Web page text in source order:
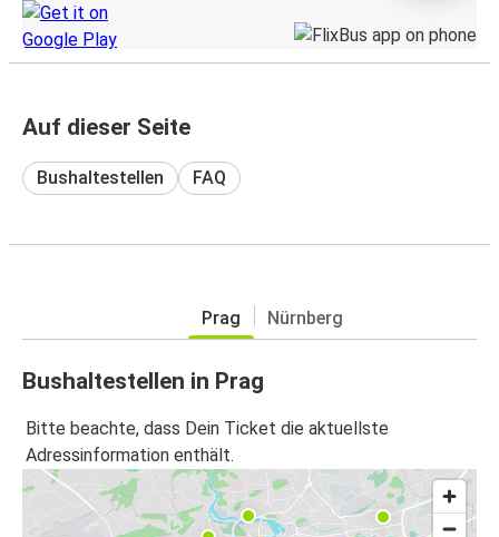
Auf dieser Seite
Bushaltestellen FAQ
Prag Nürnberg
Bushaltestellen in Prag
Bitte beachte, dass Dein Ticket die aktuellste
Adressinformation enthält.